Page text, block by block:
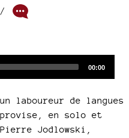
/
Total
00:00
laboureur de langues
en solo et
Jodlowski,